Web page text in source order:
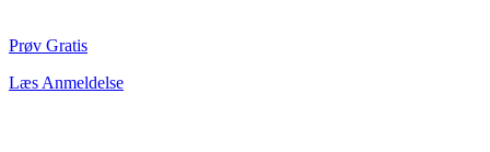
Prøv Gratis
Læs Anmeldelse